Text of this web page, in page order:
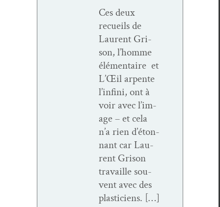
Ces deux
recueils de
Lau­rent Gri­
son, l’homme
élé­men­taire et
L’Œil arpente
l’in­fi­ni, ont à
voir avec l’im­
age – et cela
n’a rien d’é­ton­
nant car Lau­
rent Gri­son
tra­vaille sou­
vent avec des
plasticiens. […]